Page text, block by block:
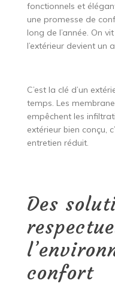
fonctionnels et
une promesse de
long de l’année. On
l’extérieur devient un
C’est la clé d’un
temps. Les
empêchent les
extérieur bien conçu,
entretien réduit.
Des
confort